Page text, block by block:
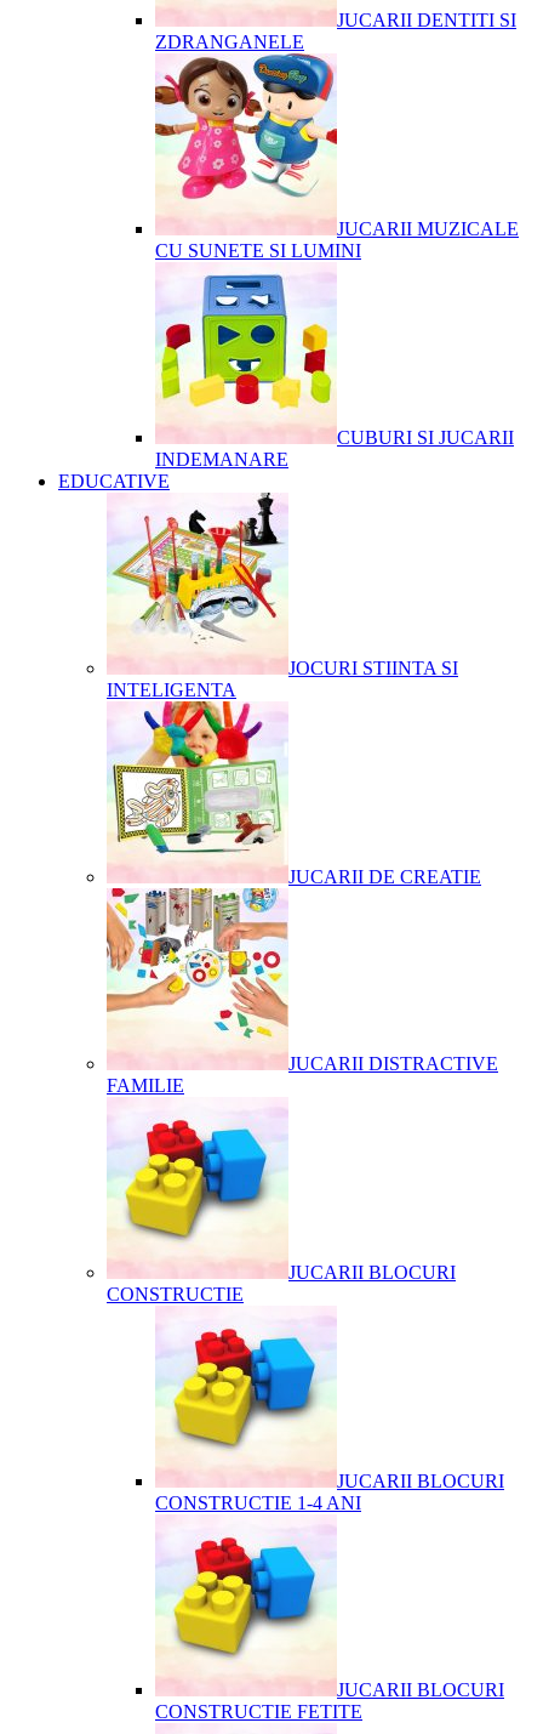
JUCARII DENTITI SI
ZDRANGANELE
JUCARII MUZICALE
CU SUNETE SI LUMINI
CUBURI SI JUCARII
INDEMANARE
EDUCATIVE
JOCURI STIINTA SI
INTELIGENTA
JUCARII DE CREATIE
JUCARII DISTRACTIVE
FAMILIE
JUCARII BLOCURI
CONSTRUCTIE
JUCARII BLOCURI
CONSTRUCTIE 1-4 ANI
JUCARII BLOCURI
CONSTRUCTIE FETITE